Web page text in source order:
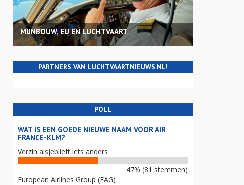
MIJNBOUW, EU EN LUCHTVAART
PARTNERS VAN LUCHTVAARTNIEUWS.NL!
POLL
WAT IS EEN GOEDE NIEUWE NAAM VOOR AIR
FRANCE-KLM?
Verzin alsjeblieft iets anders
47% (81 stemmen)
European Airlines Group (EAG)